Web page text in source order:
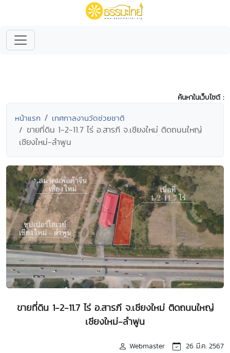
ค้นหาในเว็บไซต์ :
หน้าแรก เทศกาลงานวัดช่วยชาติ
ขายที่ดิน 1-2-11.7 ไร่ อ.สารภี จ.เชียงใหม่ ติดถนนใหญ่
เชียงใหม่-ลำพูน
ขายที่ดิน 1-2-11.7 ไร่ อ.สารภี จ.เชียงใหม่ ติดถนนใหญ่
เชียงใหม่-ลำพูน
Webmaster 26 มี.ค. 2567